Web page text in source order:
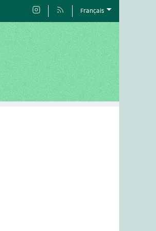
Français